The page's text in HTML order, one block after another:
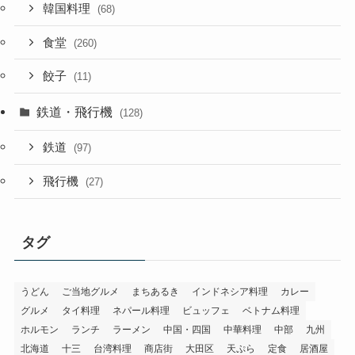
韓国料理 (68)
食堂 (260)
餃子 (11)
鉄道・飛行機 (128)
鉄道 (97)
飛行機 (27)
タグ
うどん ご当地グルメ まちあるき インドネシア料理
カレー
グルメ
タイ料理 ネパール料理 ビュッフェ
ベトナム料理
ホルモン
ランチ ラーメン 中国・四国 中華料理 中部
九州
北海道
十三 台湾料理 商店街 大田区 天ぷら 定食
居酒屋